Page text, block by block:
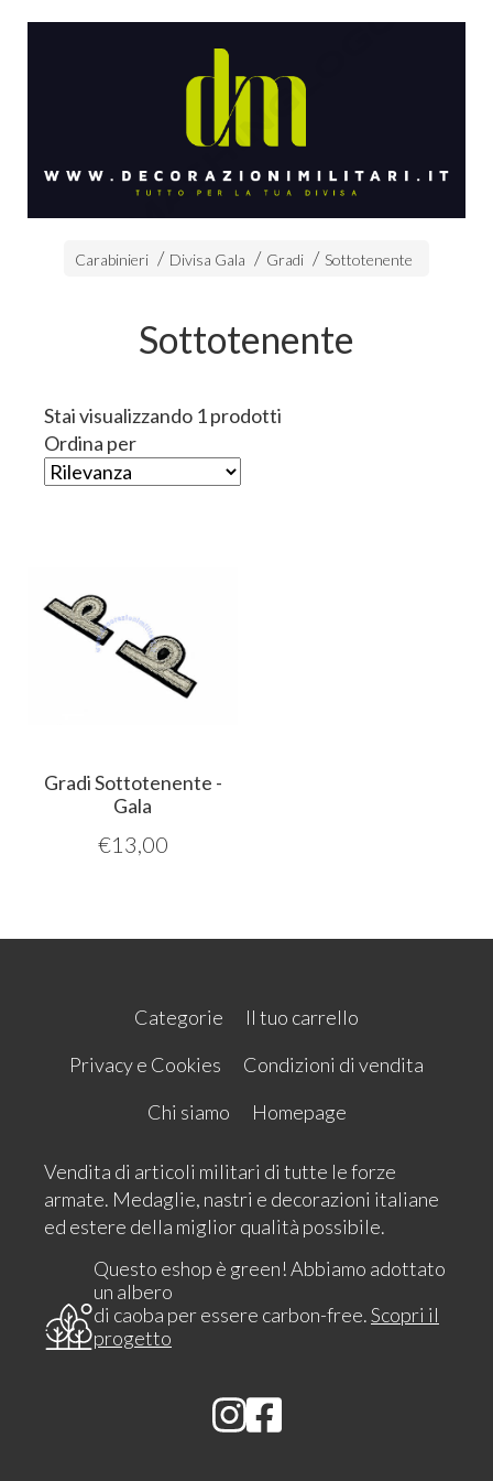
Carabinieri Divisa Gala Gradi Sottotenente
Sottotenente
Stai visualizzando 1 prodotti
Ordina per
Gradi Sottotenente -
Gala
€13,00
Categorie
Il tuo carrello
Privacy e Cookies
Condizioni di vendita
Chi siamo
Homepage
Vendita di articoli militari di tutte le forze
armate. Medaglie, nastri e decorazioni italiane
ed estere della miglior qualità possibile.
Questo eshop è green! Abbiamo adottato
un albero
di caoba per essere carbon-free.Scopri il
progetto